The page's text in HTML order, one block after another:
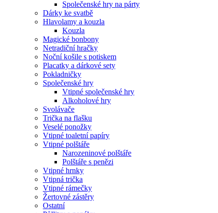
Společenské hry na párty
Dárky ke svatbě
Hlavolamy a kouzla
Kouzla
Magické bonbony
Netradiční hračky
Noční košile s potiskem
Placatky a dárkové sety
Pokladničky
Společenské hry
Vtipné společenské hry
Alkoholové hry
Svolávače
Trička na flašku
Veselé ponožky
Vtipné toaletní papíry
Vtipné polštáře
Narozeninové polštáře
Polštáře s penězi
Vtipné hrnky
Vtipná trička
Vtipné rámečky
Žertovné zástěry
Ostatní